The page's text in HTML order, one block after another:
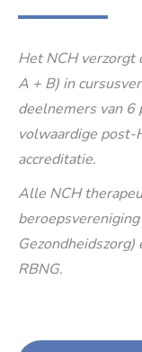
Het NCH verzorgt
A + B) in
deelnemers van 6
volwaardige post-
accreditatie.
Alle NCH
RBNG.